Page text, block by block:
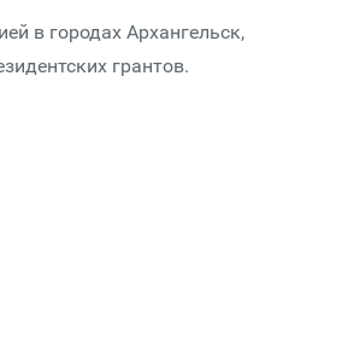
в городах Архангельск,
грантов.